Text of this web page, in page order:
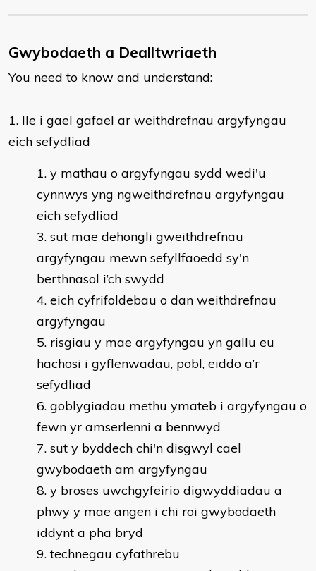
Gwybodaeth a Dealltwriaeth
You need to know and understand:
​1. lle i gael gafael ar weithdrefnau argyfyngau
eich sefydliad
y mathau o argyfyngau sydd wedi'u
cynnwys yng ngweithdrefnau argyfyngau
eich sefydliad
3. sut mae dehongli gweithdrefnau
argyfyngau mewn sefyllfaoedd sy'n
berthnasol i’ch swydd
4. eich cyfrifoldebau o dan weithdrefnau
argyfyngau
5. risgiau y mae argyfyngau yn gallu eu
hachosi i gyflenwadau, pobl, eiddo a’r
sefydliad
6. goblygiadau methu ymateb i argyfyngau o
fewn yr amserlenni a bennwyd
7. sut y byddech chi'n disgwyl cael
gwybodaeth am argyfyngau
8. y broses uwchgyfeirio digwyddiadau a
phwy y mae angen i chi roi gwybodaeth
iddynt a pha bryd
9. technegau cyfathrebu